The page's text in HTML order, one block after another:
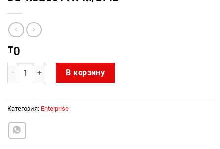
₸0
Количество товара DS-K3B631TX-M/DPiL
В корзину
Категория: Enterprise